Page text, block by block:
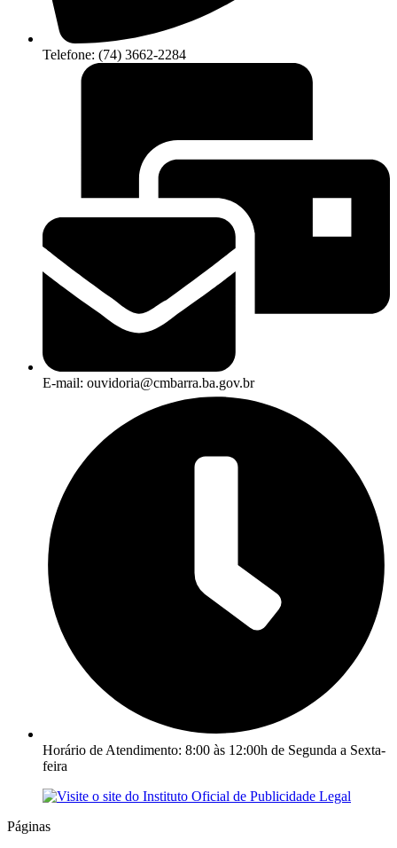
Telefone: (74) 3662-2284
E-mail: ouvidoria@cmbarra.ba.gov.br
Horário de Atendimento: 8:00 às 12:00h de Segunda a Sexta-
feira
Páginas